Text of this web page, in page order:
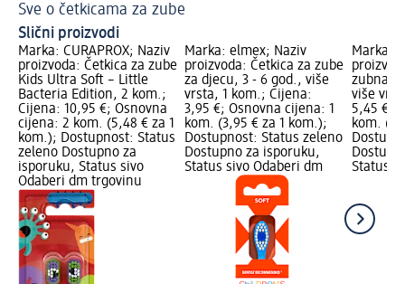
Sve o četkicama za zube
Slični proizvodi
Marka: CURAPROX; Naziv
proizvoda: Četkica za zube
Kids Ultra Soft – Little
Bacteria Edition, 2 kom.;
Cijena: 10,95 €; Osnovna
cijena: 2 kom. (5,48 € za 1
kom.); Dostupnost: Status
zeleno Dostupno za
isporuku, Status sivo
Odaberi dm trgovinu
Marka: elmex; Naziv
proizvoda: Četkica za zube
za djecu, 3 - 6 god., više
vrsta, 1 kom.; Cijena:
3,95 €; Osnovna cijena: 1
kom. (3,95 € za 1 kom.);
Dostupnost: Status zeleno
Dostupno za isporuku,
Status sivo Odaberi dm
Marka:
zubna
više
5,45 €;
kom.
Status